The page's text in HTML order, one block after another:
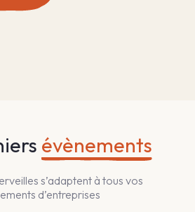
évènements
s’adaptent à tous vos
d’entreprises